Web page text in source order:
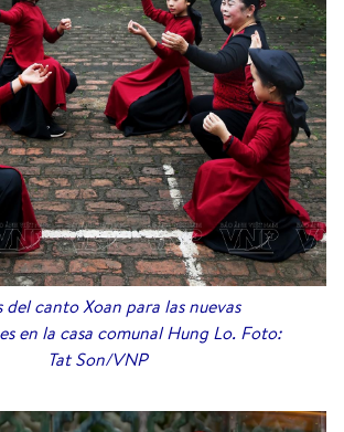
del canto Xoan para las nuevas
en la casa comunal Hung Lo. Foto:
Tat Son/VNP